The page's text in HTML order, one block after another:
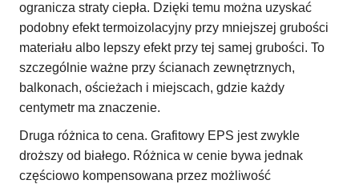
ogranicza straty ciepła. Dzięki temu można uzyskać
podobny efekt termoizolacyjny przy mniejszej grubości
materiału albo lepszy efekt przy tej samej grubości. To
szczególnie ważne przy ścianach zewnętrznych,
balkonach, ościeżach i miejscach, gdzie każdy
centymetr ma znaczenie.
Druga różnica to cena. Grafitowy EPS jest zwykle
droższy od białego. Różnica w cenie bywa jednak
częściowo kompensowana przez możliwość